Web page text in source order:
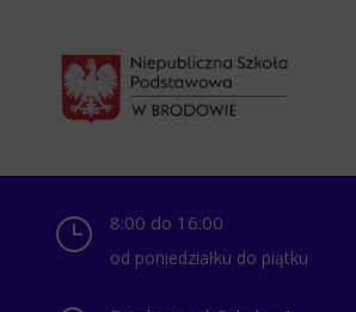
} 8:00 do 16:00
od poniedziałku do piątku